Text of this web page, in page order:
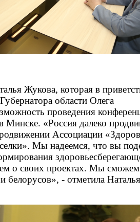
Жукова, которая в
области Олега
проведения
Минске. «Россия далеко
Ассоциации
Мы надеемся, что вы
о своих проектах. Мы
белорусов», - отметила Наталья